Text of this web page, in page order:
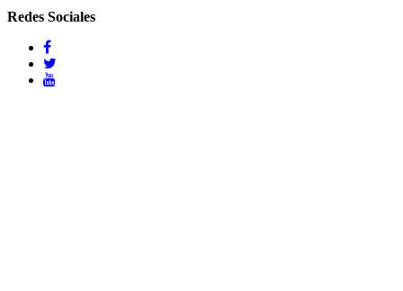
Redes Sociales